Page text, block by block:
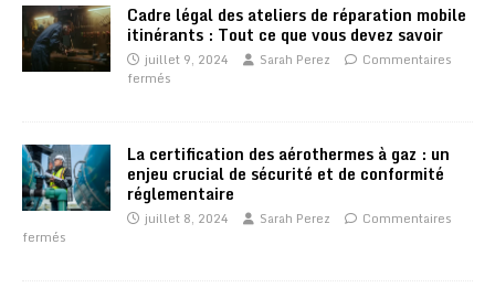
Cadre légal des ateliers de réparation mobile
itinérants : Tout ce que vous devez savoir
juillet 9, 2024 Sarah Perez
Commentaires
fermés
La certification des aérothermes à gaz : un
enjeu crucial de sécurité et de conformité
réglementaire
juillet 8, 2024 Sarah Perez
Commentaires
fermés